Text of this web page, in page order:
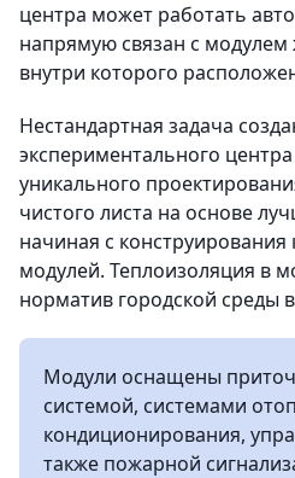
центра может работать
напрямую связан с
внутри которого
Нестандартная задача
экспериментального
уникального
чистого листа на основе
начиная с конструирования
модулей. Теплоизоляция в
норматив городской среды
Модули оснащены
системой, системами
кондиционирования,
также пожарной